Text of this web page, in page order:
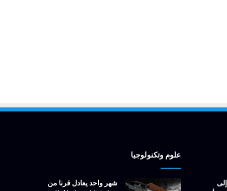
علوم وتكنولوجيا
شهر واحد يعادل قرنا من